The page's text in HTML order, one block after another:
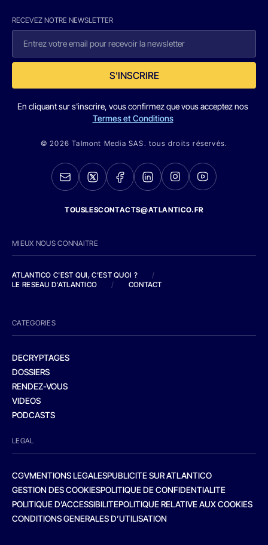
RECEVEZ NOTRE NEWSLETTER
S'INSCRIRE
En cliquant sur s'inscrire, vous confirmez que vous acceptez nos
Termes et Conditions
© 2026 Talmont Media SAS. tous droits réservés.
TOUSLESCONTACTS@ATLANTICO.FR
MIEUX NOUS CONNAITRE
ATLANTICO C'EST QUI, C'EST QUOI ?
/
LE RESEAU D'ATLANTICO
/ CONTACT
CATEGORIES
DECRYPTAGES
DOSSIERS
RENDEZ-VOUS
VIDEOS
PODCASTS
LEGAL
CGVMENTIONS LEGALESPUBLICITE SUR ATLANTICO
GESTION DES COOKIESPOLITIQUE DE CONFIDENTIALITE
POLITIQUE D’ACCESSIBILITEPOLITIQUE RELATIVE AUX COOKIES
CONDITIONS GENERALES D’UTILISATION